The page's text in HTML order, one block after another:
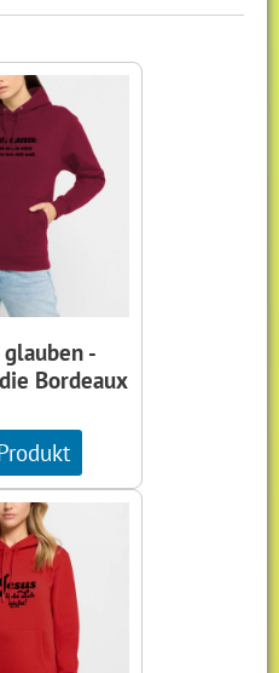
-
Bordeaux